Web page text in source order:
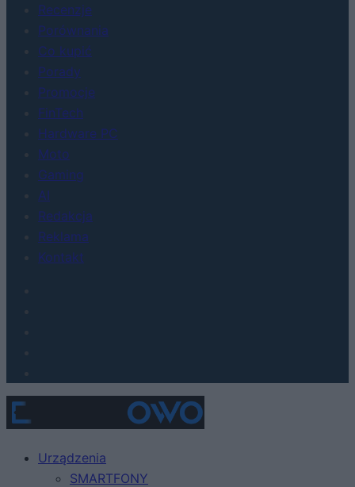
Recenzje
Porównania
Co kupić
Porady
Promocje
FinTech
Hardware PC
Moto
Gaming
AI
Redakcja
Reklama
Kontakt
Urządzenia
SMARTFONY